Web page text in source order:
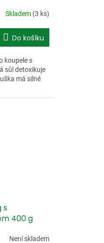
Skladem (3 ks)
Do košíku
koupele s
sůl detoxikuje
má silné
s
400 g
Není skladem